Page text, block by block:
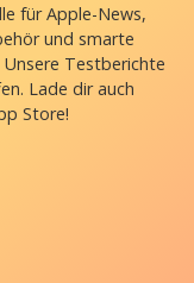
für Apple-News,
und smarte
Testberichte
Lade dir auch
Store!